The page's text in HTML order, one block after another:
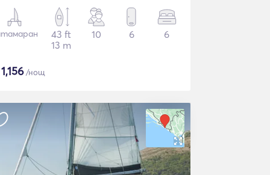
43 ft
13 m
10 6 6
1,156/нощ